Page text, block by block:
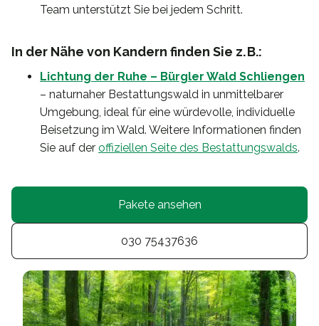
Team unterstützt Sie bei jedem Schritt.
In der Nähe von Kandern finden Sie z. B.:
Lichtung der Ruhe – Bürgler Wald Schliengen
– naturnaher Bestattungswald in unmittelbarer
Umgebung, ideal für eine würdevolle, individuelle
Beisetzung im Wald. Weitere Informationen finden
Sie auf der offiziellen Seite des Bestattungswalds.
Pakete ansehen
030 75437636